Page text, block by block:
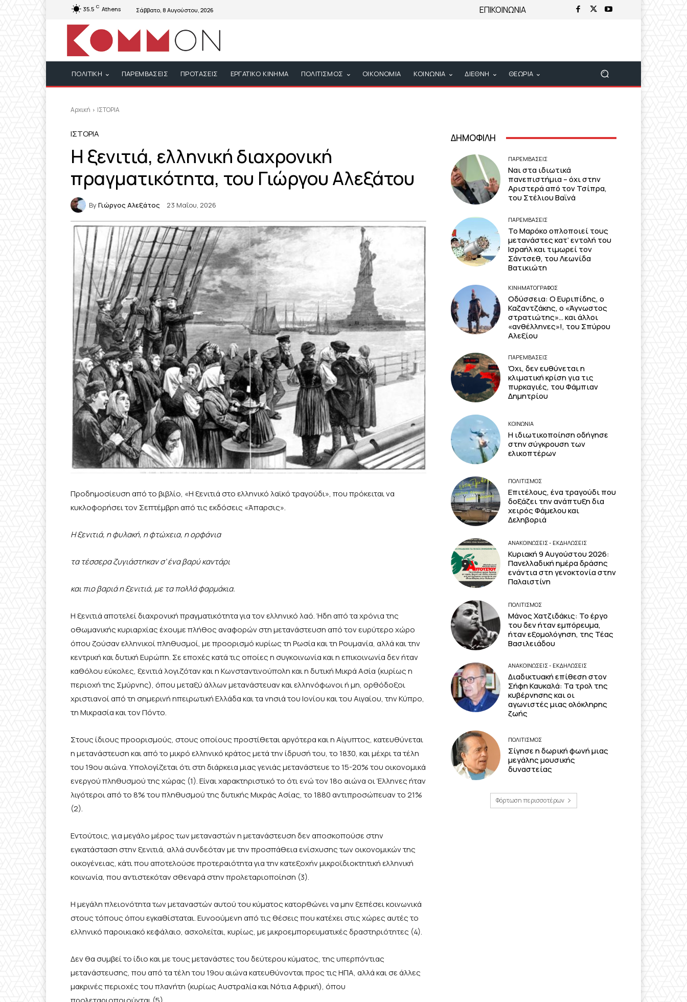
35.5 C Athens Σάββατο, 8 Αυγούστου, 2026 ΕΠΙΚΟΙΝΩΝΙΑ
ΠΟΛΙΤΙΚΗ ΠΑΡΕΜΒΑΣΕΙΣ ΠΡΟΤΑΣΕΙΣ ΕΡΓΑΤΙΚΟ ΚΙΝΗΜΑ ΠΟΛΙΤΙΣΜΟΣ ΟΙΚΟΝΟΜΙΑ ΚΟΙΝΩΝΙΑ ΔΙΕΘΝΗ ΘΕΩΡΙΑ
Αρχική ΙΣΤΟΡΙΑ
ΙΣΤΟΡΙΑ
Η ξενιτιά, ελληνική διαχρονική
πραγματικότητα, του Γιώργου Αλεξάτου
ByΓιώργος Αλεξάτος 23 Μαΐου, 2026
Προδημοσίευση από το βιβλίο, «Η ξενιτιά στο ελληνικό λαϊκό τραγούδι», που πρόκειται να
κυκλοφορήσει τον Σεπτέμβρη από τις εκδόσεις «Άπαρσις».
Η ξενιτιά, η φυλακή, η φτώχεια, η ορφάνια
τα τέσσερα ζυγιάστηκαν σ’ ένα βαρύ καντάρι
και πιο βαριά η ξενιτιά, με τα πολλά φαρμάκια.
Η ξενιτιά αποτελεί διαχρονική πραγματικότητα για τον ελληνικό λαό. Ήδη από τα χρόνια της
οθωμανικής κυριαρχίας έχουμε πλήθος αναφορών στη μετανάστευση από τον ευρύτερο χώρο
όπου ζούσαν ελληνικοί πληθυσμοί, με προορισμό κυρίως τη Ρωσία και τη Ρουμανία, αλλά και την
κεντρική και δυτική Ευρώπη. Σε εποχές κατά τις οποίες η συγκοινωνία και η επικοινωνία δεν ήταν
καθόλου εύκολες, ξενιτιά λογιζόταν και η Κωνσταντινούπολη και η δυτική Μικρά Ασία (κυρίως η
περιοχή της Σμύρνης), όπου μεταξύ άλλων μετανάστευαν και ελληνόφωνοι ή μη, ορθόδοξοι
χριστιανοί από τη σημερινή ηπειρωτική Ελλάδα και τα νησιά του Ιονίου και του Αιγαίου, την Κύπρο,
τη Μικρασία και τον Πόντο.
Στους ίδιους προορισμούς, στους οποίους προστίθεται αργότερα και η Αίγυπτος, κατευθύνεται
η μετανάστευση και από το μικρό ελληνικό κράτος μετά την ίδρυσή του, το 1830, και μέχρι τα τέλη
του 19ου αιώνα. Υπολογίζεται ότι στη διάρκεια μιας γενιάς μετανάστευε το 15-20% του οικονομικά
ενεργού πληθυσμού της χώρας (1). Είναι χαρακτηριστικό το ότι ενώ τον 18ο αιώνα οι Έλληνες ήταν
λιγότεροι από το 8% του πληθυσμού της δυτικής Μικράς Ασίας, το 1880 αντιπροσώπευαν το 21%
(2).
Εντούτοις, για μεγάλο μέρος των μεταναστών η μετανάστευση δεν αποσκοπούσε στην
εγκατάσταση στην ξενιτιά, αλλά συνδεόταν με την προσπάθεια ενίσχυσης των οικονομικών της
οικογένειας, κάτι που αποτελούσε προτεραιότητα για την κατεξοχήν μικροϊδιοκτητική ελληνική
κοινωνία, που αντιστεκόταν σθεναρά στην προλεταριοποίηση (3).
Η μεγάλη πλειονότητα των μεταναστών αυτού του κύματος κατορθώνει να μην ξεπέσει κοινωνικά
στους τόπους όπου εγκαθίσταται. Ευνοούμενη από τις θέσεις που κατέχει στις χώρες αυτές το
ελληνικό παροικιακό κεφάλαιο, ασχολείται, κυρίως, με μικροεμπορευματικές δραστηριότητες (4).
Δεν θα συμβεί το ίδιο και με τους μετανάστες του δεύτερου κύματος, της υπερπόντιας
μετανάστευσης, που από τα τέλη του 19ου αιώνα κατευθύνονται προς τις ΗΠΑ, αλλά και σε άλλες
μακρινές περιοχές του πλανήτη (κυρίως Αυστραλία και Νότια Αφρική), όπου
ΔΗΜΟΦΙΛΗ
ΠΑΡΕΜΒΑΣΕΙΣ
Ναι στα ιδιωτικά
πανεπιστήμια – όχι στην
Αριστερά από τον Τσίπρα,
του Στέλιου Βαϊνά
ΠΑΡΕΜΒΑΣΕΙΣ
Το Μαρόκο οπλοποιεί τους
μετανάστες κατ’ εντολή του
Ισραήλ και τιμωρεί τον
Σάντσεθ, του Λεωνίδα
Βατικιώτη
ΚΙΝΗΜΑΤΟΓΡΆΦΟΣ
Οδύσσεια: Ο Ευριπίδης, ο
Καζαντζάκης, ο «Άγνωστος
στρατιώτης»… και άλλοι
«ανθέλληνες»!, του Σπύρου
Αλεξίου
ΠΑΡΕΜΒΑΣΕΙΣ
Όχι, δεν ευθύνεται η
κλιματική κρίση για τις
πυρκαγιές, του Φάμπιαν
Δημητρίου
ΚΟΙΝΩΝΙΑ
Η ιδιωτικοποίηση οδήγησε
στην σύγκρουση των
ελικοπτέρων
ΠΟΛΙΤΙΣΜΟΣ
Επιτέλους, ένα τραγούδι που
δοξάζει την ανάπτυξη δια
χειρός Φάμελου και
Δεληβοριά
ΑΝΑΚΟΙΝΩΣΕΙΣ - ΕΚΔΗΛΩΣΕΙΣ
Κυριακή 9 Αυγούστου 2026:
Πανελλαδική ημέρα δράσης
ενάντια στη γενοκτονία στην
Παλαιστίνη
ΠΟΛΙΤΙΣΜΟΣ
Μάνος Χατζιδάκις: Το έργο
του δεν ήταν εμπόρευμα,
ήταν εξομολόγηση, της Τέας
Βασιλειάδου
ΑΝΑΚΟΙΝΩΣΕΙΣ - ΕΚΔΗΛΩΣΕΙΣ
Διαδικτυακή επίθεση στον
Σήφη Καυκαλά: Τα τρολ της
κυβέρνησης και οι
αγωνιστές μιας ολόκληρης
ζωής
ΠΟΛΙΤΙΣΜΟΣ
Σίγησε η δωρική φωνή μιας
μεγάλης μουσικής
δυναστείας
Φόρτωση περισσοτέρων